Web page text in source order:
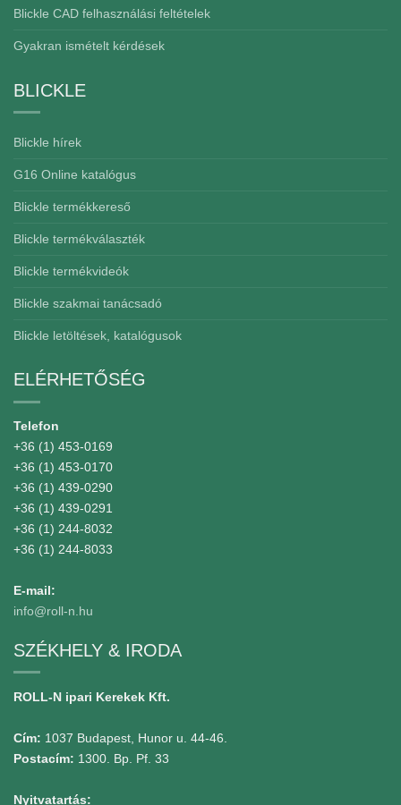
Blickle CAD felhasználási feltételek
Gyakran ismételt kérdések
BLICKLE
Blickle hírek
G16 Online katalógus
Blickle termékkereső
Blickle termékválaszték
Blickle termékvideók
Blickle szakmai tanácsadó
Blickle letöltések, katalógusok
ELÉRHETŐSÉG
Telefon
+36 (1) 453-0169
+36 (1) 453-0170
+36 (1) 439-0290
+36 (1) 439-0291
+36 (1) 244-8032
+36 (1) 244-8033
E-mail:
info@roll-n.hu
SZÉKHELY & IRODA
ROLL-N ipari Kerekek Kft.
Cím: 1037 Budapest, Hunor u. 44-46.
Postacím: 1300. Bp. Pf. 33
Nyitvatartás: